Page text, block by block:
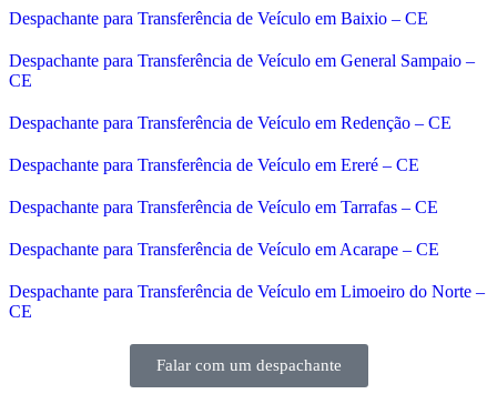
Despachante para Transferência de Veículo em Baixio – CE
Despachante para Transferência de Veículo em General Sampaio –
CE
Despachante para Transferência de Veículo em Redenção – CE
Despachante para Transferência de Veículo em Ereré – CE
Despachante para Transferência de Veículo em Tarrafas – CE
Despachante para Transferência de Veículo em Acarape – CE
Despachante para Transferência de Veículo em Limoeiro do Norte –
CE
Falar com um despachante